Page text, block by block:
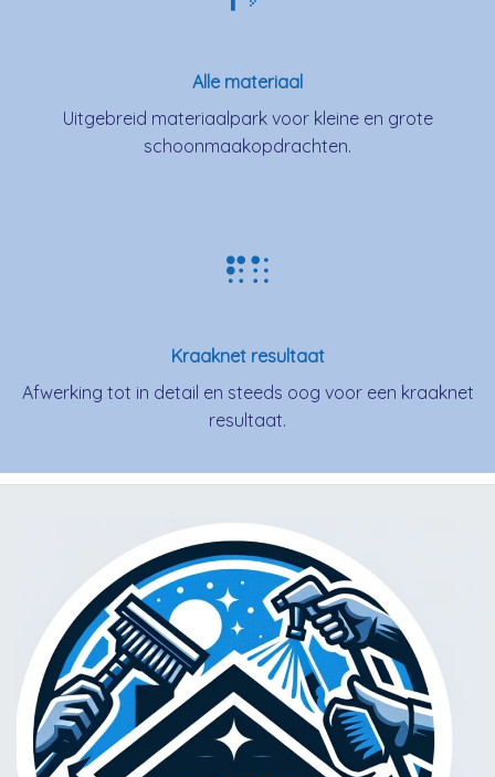
Alle materiaal
Uitgebreid materiaalpark voor kleine en grote
schoonmaakopdrachten.
Kraaknet resultaat
Afwerking tot in detail en steeds oog voor een kraaknet
resultaat.